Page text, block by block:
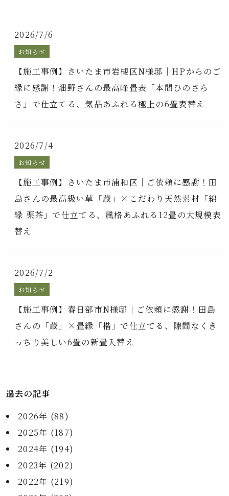
2026/7/6
お知らせ
【施工事例】さいたま市岩槻区N様邸｜HPからのご
縁に感謝！畑野さんの最高峰畳表「本間ひのさら
さ」で仕立てる、気品あふれる極上の6畳表替え
2026/7/4
お知らせ
【施工事例】さいたま市浦和区｜ご依頼に感謝！田
島さんの最高級い草「蔵」×こだわり天然素材「綿
縁 栗茶」で仕立てる、風格あふれる12畳の大規模表
替え
2026/7/2
お知らせ
【施工事例】春日部市N様邸｜ご依頼に感謝！田島
さんの「蔵」×畳縁「楷」で仕立てる、隙間なくき
っちり美しい6畳の新畳入替え
過去の記事
2026年 (88)
2025年 (187)
2024年 (194)
2023年 (202)
2022年 (219)